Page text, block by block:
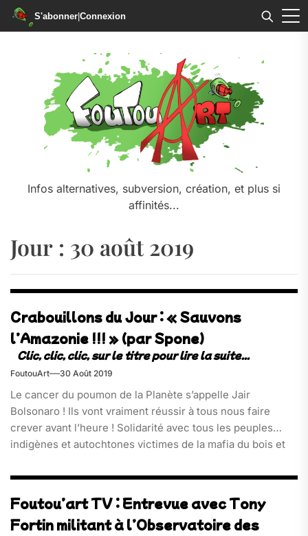
S'abonner|Connexion
Infos alternatives, subversion, création, et plus si
affinités...
Jour : 30 août 2019
Crabouillons du Jour : « Sauvons
l’Amazonie !!! » (par Spone)
FoutouArt 30 Août 2019
Le cancer du poumon de la Planète s’appelle Jair
Bolsonaro ! Ils vont vraiment réussir à tous nous faire
crever avant l’heure ! Solidarité avec tous les peuples
indigènes et autochtones victimes de la mafia du bois et
Brésilien.
incendie-de-la-for%C3%AAt-amazonienne?
Foutou’art TV : Entrevue avec Tony
Fortin militant à l’Observatoire des